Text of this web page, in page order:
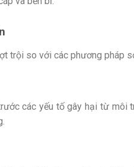
trội so với các phương pháp
các yếu tố gây hại từ môi